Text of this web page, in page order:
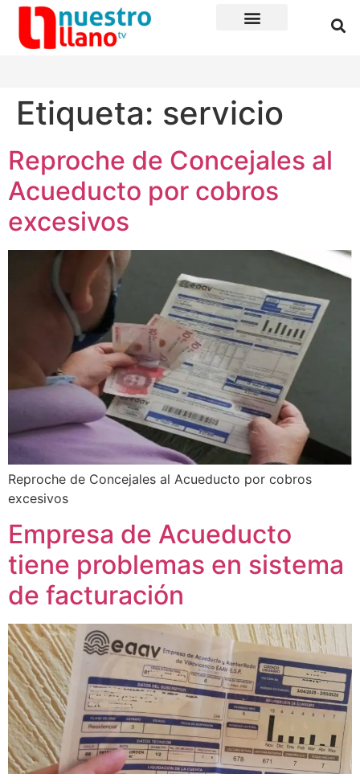
Etiqueta: servicio
Reproche de Concejales al
Acueducto por cobros
excesivos
Reproche de Concejales al Acueducto por cobros
excesivos
Empresa de Acueducto
tiene problemas en sistema
de facturación